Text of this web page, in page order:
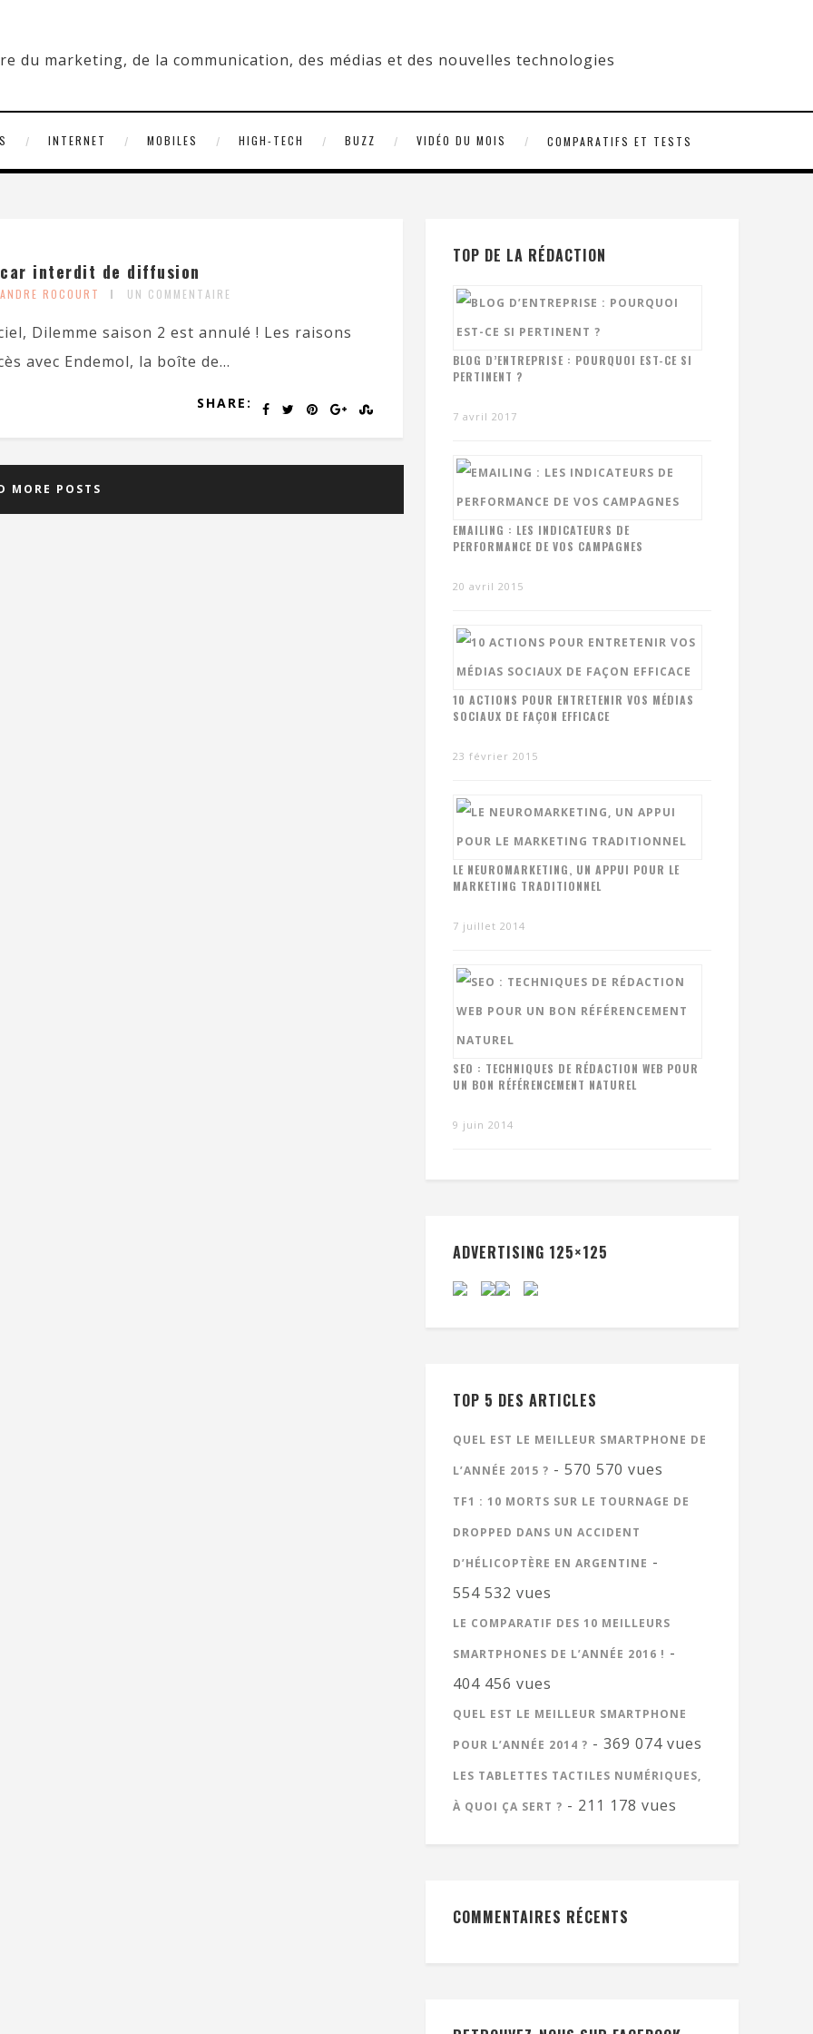
INTERNET MOBILES HIGH-TECH BUZZ VIDÉO DU MOIS COMPARATIFS ET TESTS
interdit de diffusion
ROCOURT UN COMMENTAIRE
Dilemme saison 2 est annulé ! Les raisons
avec Endemol, la boîte de...
SHARE:
MORE POSTS
TOP DE LA RÉDACTION
BLOG D’ENTREPRISE : POURQUOI EST-CE SI
PERTINENT ?
7 avril 2017
EMAILING : LES INDICATEURS DE
PERFORMANCE DE VOS CAMPAGNES
20 avril 2015
10 ACTIONS POUR ENTRETENIR VOS MÉDIAS
SOCIAUX DE FAÇON EFFICACE
23 février 2015
LE NEUROMARKETING, UN APPUI POUR LE
MARKETING TRADITIONNEL
7 juillet 2014
SEO : TECHNIQUES DE RÉDACTION WEB POUR
UN BON RÉFÉRENCEMENT NATUREL
9 juin 2014
ADVERTISING 125×125
TOP 5 DES ARTICLES
QUEL EST LE MEILLEUR SMARTPHONE DE
L’ANNÉE 2015 ? - 570 570 vues
TF1 : 10 MORTS SUR LE TOURNAGE DE
DROPPED DANS UN ACCIDENT
D’HÉLICOPTÈRE EN ARGENTINE -
554 532 vues
LE COMPARATIF DES 10 MEILLEURS
SMARTPHONES DE L’ANNÉE 2016 ! -
404 456 vues
QUEL EST LE MEILLEUR SMARTPHONE
POUR L’ANNÉE 2014 ? - 369 074 vues
LES TABLETTES TACTILES NUMÉRIQUES,
À QUOI ÇA SERT ? - 211 178 vues
COMMENTAIRES RÉCENTS